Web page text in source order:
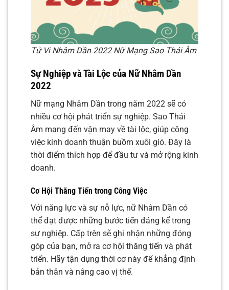
Tử Vi Nhâm Dần 2022 Nữ Mạng Sao Thái Âm
Sự Nghiệp và Tài Lộc của Nữ Nhâm Dần
2022
Nữ mạng Nhâm Dần trong năm 2022 sẽ có
nhiều cơ hội phát triển sự nghiệp. Sao Thái
Âm mang đến vận may về tài lộc, giúp công
việc kinh doanh thuận buồm xuôi gió. Đây là
thời điểm thích hợp để đầu tư và mở rộng kinh
doanh.
Cơ Hội Thăng Tiến trong Công Việc
Với năng lực và sự nỗ lực, nữ Nhâm Dần có
thể đạt được những bước tiến đáng kể trong
sự nghiệp. Cấp trên sẽ ghi nhận những đóng
góp của bạn, mở ra cơ hội thăng tiến và phát
triển. Hãy tận dụng thời cơ này để khẳng định
bản thân và nâng cao vị thế.